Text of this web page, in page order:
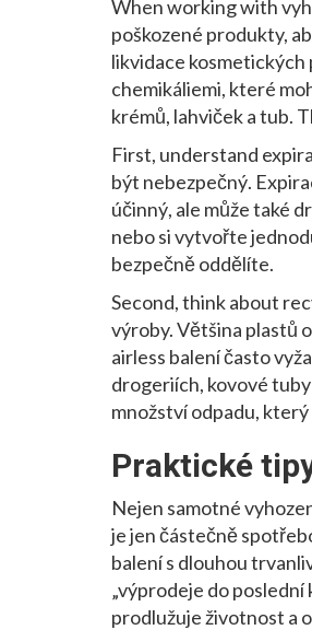
When working with
poškozené produkty,
likvidace
chemikáliemi, které
krémů, lahviček a tub.
First, understand
být nebezpečný.
účinný, ale může také
nebo si vytvořte
bezpečně oddělíte.
Second, think about
výroby. Většina plastů
airless balení často
drogeriích, kovové
množství odpadu, který
Praktické
Nejen samotné
je jen částečně
balení s dlouhou
„výprodeje do poslední
prodlužuje životnost a